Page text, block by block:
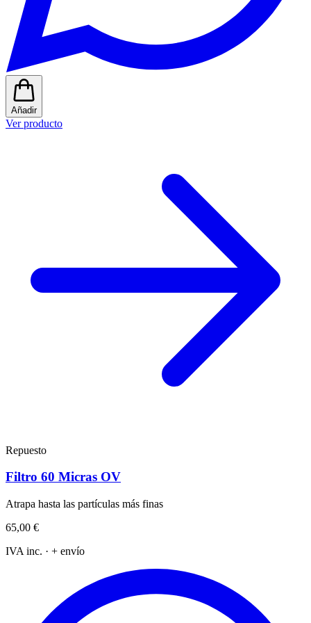
Añadir
Ver producto
Repuesto
Filtro 60 Micras OV
Atrapa hasta las partículas más finas
65,00 €
IVA inc. · + envío